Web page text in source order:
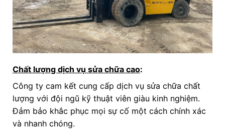
Chất lượng dịch vụ sửa chữa cao:
Công ty cam kết cung cấp dịch vụ sửa chữa chất
lượng với đội ngũ kỹ thuật viên giàu kinh nghiệm.
Đảm bảo khắc phục mọi sự cố một cách chính xác
và nhanh chóng.